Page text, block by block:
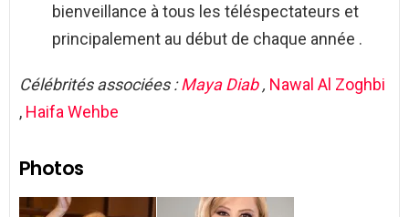
bienveillance à tous les téléspectateurs et
principalement au début de chaque année .
Célébrités associées :Maya Diab, Nawal Al Zoghbi
, Haifa Wehbe
Photos